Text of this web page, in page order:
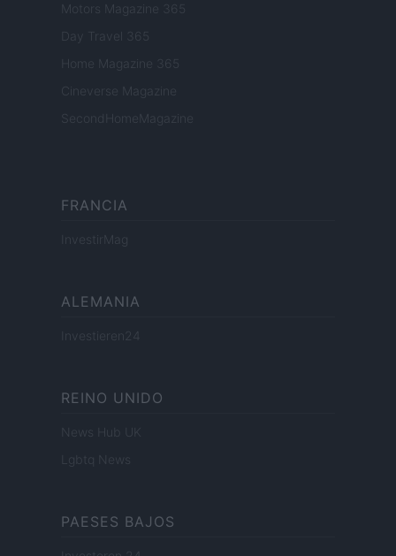
Motors Magazine 365
Day Travel 365
Home Magazine 365
Cineverse Magazine
SecondHomeMagazine
FRANCIA
InvestirMag
ALEMANIA
Investieren24
REINO UNIDO
News Hub UK
Lgbtq News
PAESES BAJOS